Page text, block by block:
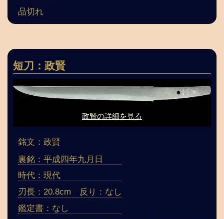
品切れ
短刀：政賢
政賢の詳細を見る
銘文：政賢
裏銘：平成四年九月日
時代：現代
刃長：20.8cm 反り：なし
鑑定書：なし